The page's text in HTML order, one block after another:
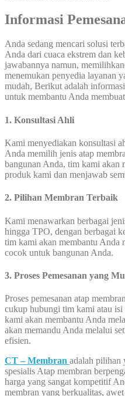
Informasi
Anda sedang mencari solusi
Anda dari cuaca ekstrem dan
jawabannya namun,
menemukan penyedia layanan
mudah, Berikut adalah
untuk membantu Anda
1. Konsultasi Ahli
Kami menyediakan konsultasi
Anda memilih jenis atap
bangunan Anda, tim kami akan
produk kami dan menjawab
2. Pilihan Membran Terbaik
Kami menawarkan berbagai
hingga TPO, dengan berbagai
tim kami akan membantu Anda
cocok untuk bangunan Anda.
3. Proses Pemesanan yang
Proses pemesanan atap
cukup hubungi tim kami atau
kami akan membantu Anda
akan memandu Anda melalui
efisien.
CT – Membran adalah pilihan
spesialis Atap membran
harga yang sangat kompetitif
membran yang berkualitas,